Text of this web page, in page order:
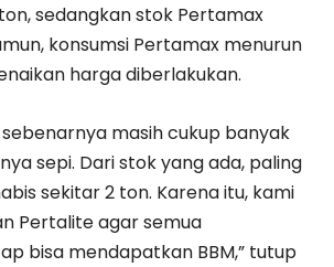
sedangkan stok Pertamax
konsumsi Pertamax menurun
harga diberlakukan.
masih cukup banyak
sepi. Dari stok yang ada, paling
sekitar 2 ton. Karena itu, kami
Pertalite agar semua
bisa mendapatkan BBM,” tutup